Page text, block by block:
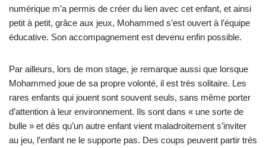
numérique m’a permis de créer du lien avec cet enfant, et ainsi
petit à petit, grâce aux jeux, Mohammed s’est ouvert à l’équipe
éducative. Son accompagnement est devenu enfin possible.
Par ailleurs, lors de mon stage, je remarque aussi que lorsque
Mohammed joue de sa propre volonté, il est très solitaire. Les
rares enfants qui jouent sont souvent seuls, sans même porter
d’attention à leur environnement. Ils sont dans « une sorte de
bulle » et dès qu’un autre enfant vient maladroitement s’inviter
au jeu, l’enfant ne le supporte pas. Des coups peuvent partir très